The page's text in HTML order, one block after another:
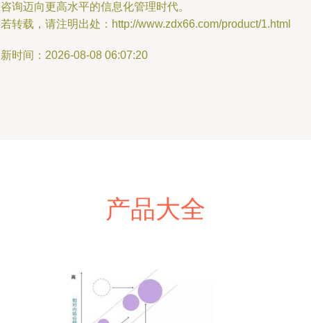
询迈向更高水平的信息化管理时代。
转载，请注明出处：http://www.zdx66.com/product/1.html
时间：2026-08-08 06:07:20
产品大全